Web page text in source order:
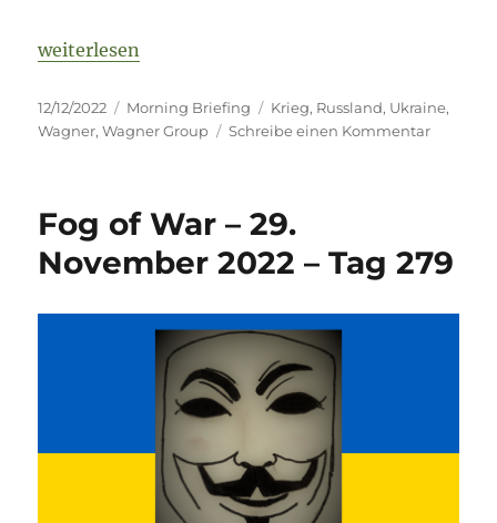
„Fog of War – 12. Dezember 2022 – Tag 292“
weiterlesen
Veröffentlicht
am
12/12/2022 Kategorien
Morning Briefing Schlagwörter
Krieg, Russland, Ukraine,
Wagner,Wagner Group Schreibe einen Kommentarzu
–
Fog of War – 29.
November 2022 – Tag 279